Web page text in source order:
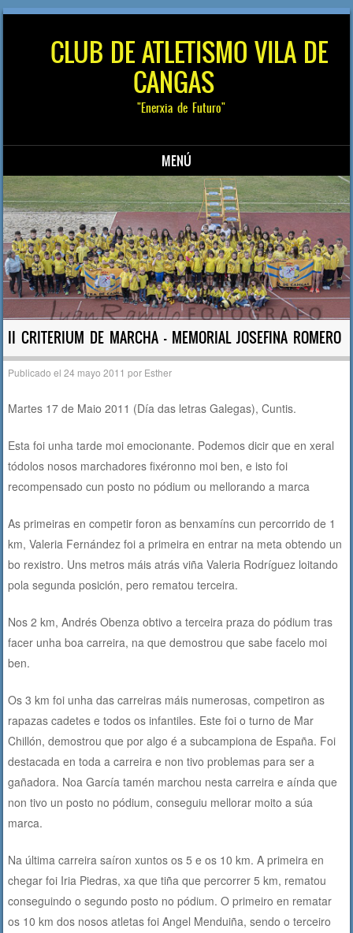
CLUB DE ATLETISMO VILA DE
CANGAS
"Enerxia de Futuro"
MENÚ
Saltar al contenido
II CRITERIUM DE MARCHA – MEMORIAL JOSEFINA ROMERO
Publicado el24 mayo 2011 por Esther
Martes 17 de Maio 2011 (Día das letras Galegas), Cuntis.
Esta foi unha tarde moi emocionante. Podemos dicir que en xeral
tódolos nosos marchadores fixéronno moi ben, e isto foi
recompensado cun posto no pódium ou mellorando a marca
As primeiras en competir foron as benxamíns cun percorrido de 1
km, Valeria Fernández foi a primeira en entrar na meta obtendo un
bo rexistro. Uns metros máis atrás viña Valeria Rodríguez loitando
pola segunda posición, pero rematou terceira.
Nos 2 km, Andrés Obenza obtivo a terceira praza do pódium tras
facer unha boa carreira, na que demostrou que sabe facelo moi
ben.
Os 3 km foi unha das carreiras máis numerosas, competiron as
rapazas cadetes e todos os infantiles. Este foi o turno de Mar
Chillón, demostrou que por algo é a subcampiona de España. Foi
destacada en toda a carreira e non tivo problemas para ser a
gañadora. Noa García tamén marchou nesta carreira e aínda que
non tivo un posto no pódium, conseguiu mellorar moito a súa
marca.
Na última carreira saíron xuntos os 5 e os 10 km. A primeira en
chegar foi Iria Piedras, xa que tiña que percorrer 5 km, rematou
conseguindo o segundo posto no pódium. O primeiro en rematar
os 10 km dos nosos atletas foi Angel Menduiña, sendo o terceiro